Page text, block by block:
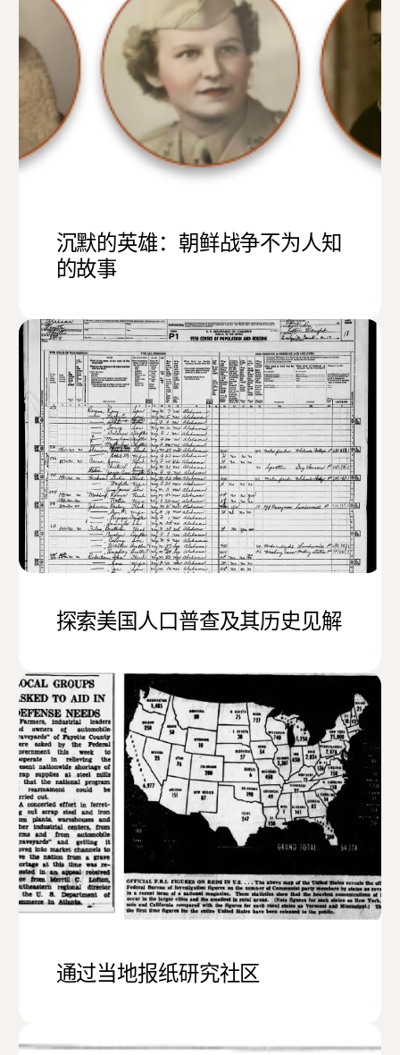
沉默的英雄：朝鲜战争不为人知
的故事
探索美国人口普查及其历史见解
通过当地报纸研究社区